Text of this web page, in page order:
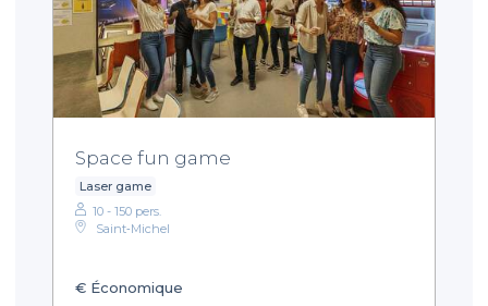
Space fun game
Laser game
10 - 150 pers.
Saint‑Michel
€ Économique